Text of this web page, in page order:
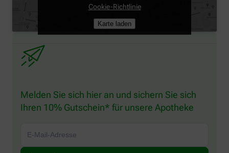
Cookie-Richtlinie
Karte laden
Melden Sie sich hier an und sichern Sie sich
Ihren 10% Gutschein* für unsere Apotheke